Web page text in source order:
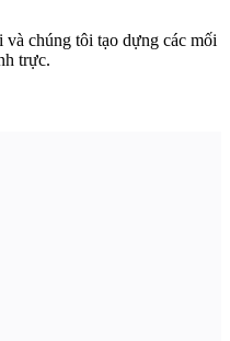
chúng tôi tạo dựng các mối
trực.